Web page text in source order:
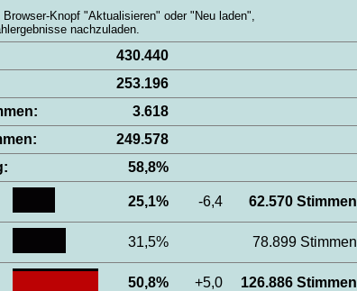
Knopf "Aktualisieren" oder "Neu laden",
nachzuladen.
430.440
253.196
3.618
249.578
58,8%
25,1% -6,4 62.570 Stimmen
31,5% 78.899 Stimmen
50,8% +5,0 126.886 Stimmen